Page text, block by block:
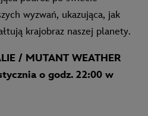
wyzwań, ukazująca, jak
krajobraz naszej planety.
/ MUTANT WEATHER
o godz. 22:00 w